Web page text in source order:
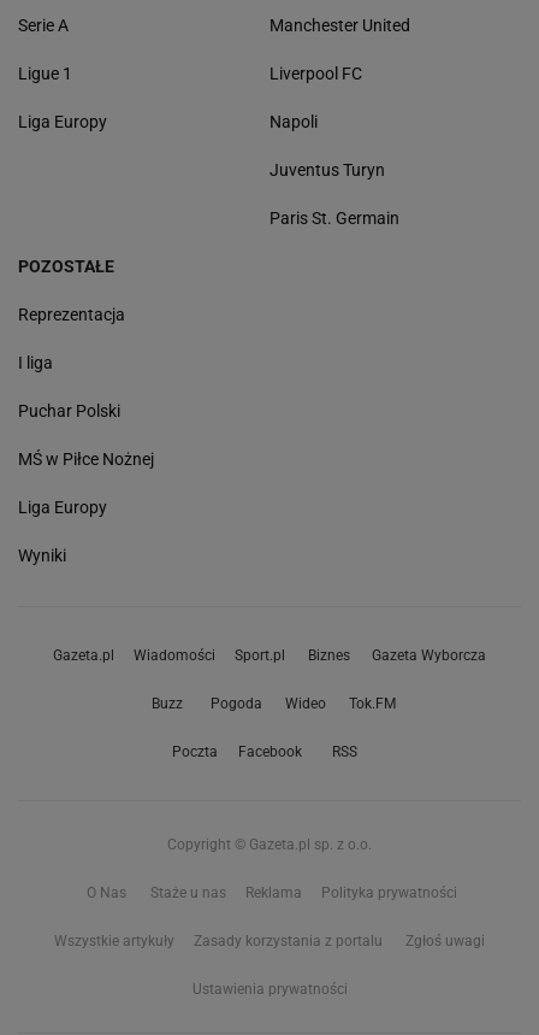
Serie A
Ligue 1
Liga Europy
Manchester United
Liverpool FC
Napoli
Juventus Turyn
Paris St. Germain
POZOSTAŁE
Reprezentacja
I liga
Puchar Polski
MŚ w Piłce Nożnej
Liga Europy
Wyniki
Gazeta.pl Wiadomości Sport.pl Biznes Gazeta Wyborcza
Buzz Pogoda Wideo Tok.FM
Poczta Facebook RSS
Copyright © Gazeta.pl sp. z o.o.
O Nas Staże u nas Reklama Polityka prywatności
Wszystkie artykuły Zasady korzystania z portalu Zgłoś uwagi
Ustawienia prywatności